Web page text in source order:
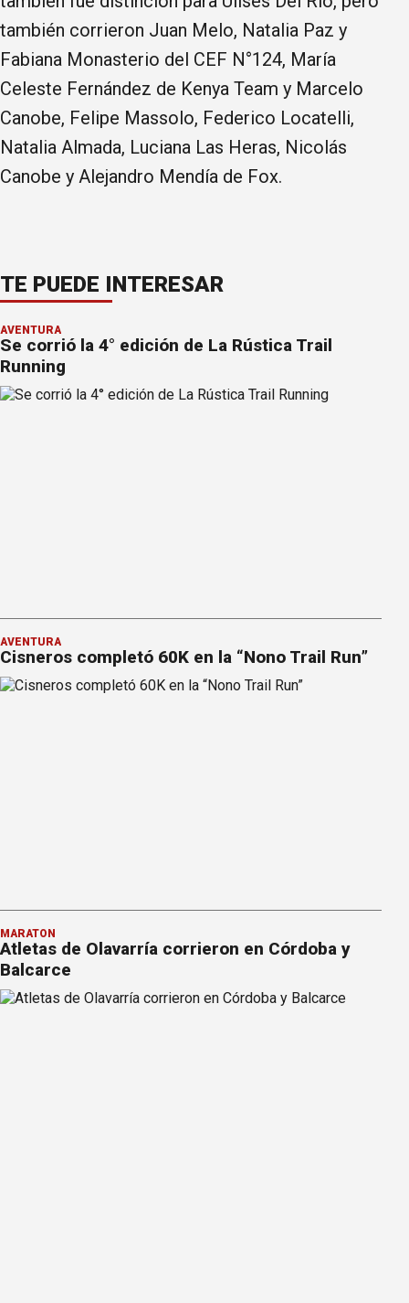
también corrieron Juan Melo, Natalia Paz y
Fabiana Monasterio del CEF N°124, María
Celeste Fernández de Kenya Team y Marcelo
Canobe, Felipe Massolo, Federico Locatelli,
Natalia Almada, Luciana Las Heras, Nicolás
Canobe y Alejandro Mendía de Fox.
TE PUEDE INTERESAR
AVENTURA
Se corrió la 4° edición de La Rústica Trail
Running
AVENTURA
Cisneros completó 60K en la “Nono Trail Run”
MARATÓN
Atletas de Olavarría corrieron en Córdoba y
Balcarce